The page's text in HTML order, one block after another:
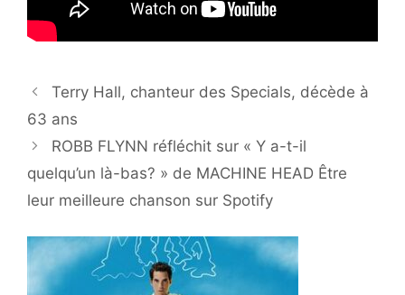
Terry Hall, chanteur des Specials, décède à
63 ans
ROBB FLYNN réfléchit sur « Y a-t-il
quelqu’un là-bas? » de MACHINE HEAD Être
leur meilleure chanson sur Spotify